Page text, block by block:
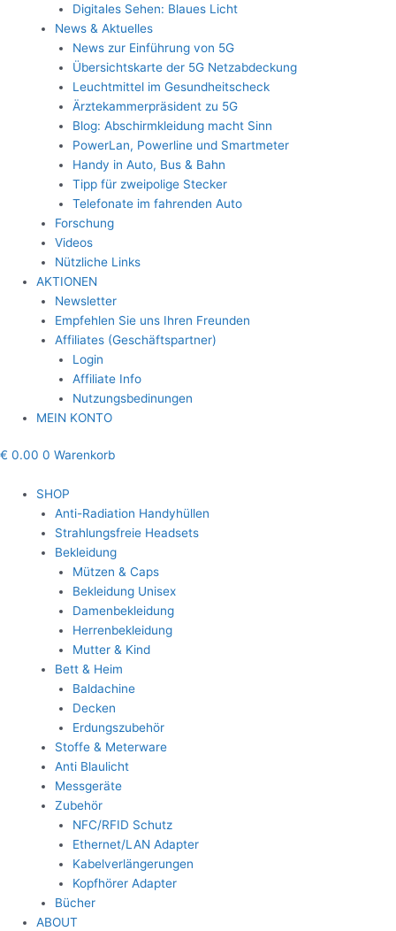
Digitales Sehen: Blaues Licht
News & Aktuelles
News zur Einführung von 5G
Übersichtskarte der 5G Netzabdeckung
Leuchtmittel im Gesundheitscheck
Ärztekammerpräsident zu 5G
Blog: Abschirmkleidung macht Sinn
PowerLan, Powerline und Smartmeter
Handy in Auto, Bus & Bahn
Tipp für zweipolige Stecker
Telefonate im fahrenden Auto
Forschung
Videos
Nützliche Links
AKTIONEN
Newsletter
Empfehlen Sie uns Ihren Freunden
Affiliates (Geschäftspartner)
Login
Affiliate Info
Nutzungsbedinungen
MEIN KONTO
€ 0.00 0 Warenkorb
SHOP
Anti-Radiation Handyhüllen
Strahlungsfreie Headsets
Bekleidung
Mützen & Caps
Bekleidung Unisex
Damenbekleidung
Herrenbekleidung
Mutter & Kind
Bett & Heim
Baldachine
Decken
Erdungszubehör
Stoffe & Meterware
Anti Blaulicht
Messgeräte
Zubehör
NFC/RFID Schutz
Ethernet/LAN Adapter
Kabelverlängerungen
Kopfhörer Adapter
Bücher
ABOUT